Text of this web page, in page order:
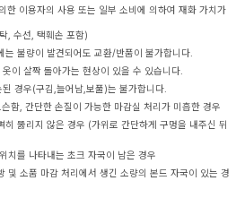
한 이용자의 사용 또는 일부 소비에 의하여 재화 가치가
, 수선, 택훼손 포함)
는 불량이 발견되어도 교환/반품이 불가합니다.
이 살짝 돌아가는 현상이 있을 수 있습니다.
경우(구김,늘어남,보풀)는 불가합니다.
함, 간단한 손질이 가능한 마감실 처리가 미흡한 경우
뚫리지 않은 경우 (가위로 간단하게 구멍을 내주신 뒤
치를 나타내는 초크 자국이 남은 경우
및 소품 마감 처리에서 생긴 소량의 본드 자국이 있는 경